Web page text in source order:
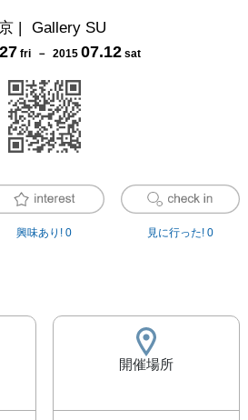
| Gallery SU
27 fri － 2015 07.12 sat
興味あり! 0 見に行った! 0
開催場所